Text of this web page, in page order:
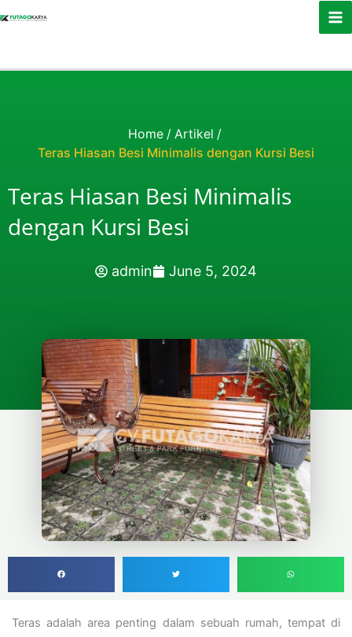
Home / Artikel /
Teras Hiasan Besi Minimalis dengan Kursi Besi
Teras Hiasan Besi Minimalis
dengan Kursi Besi
admin June 5, 2024
Teras adalah area penting dalam sebuah rumah, tempat di